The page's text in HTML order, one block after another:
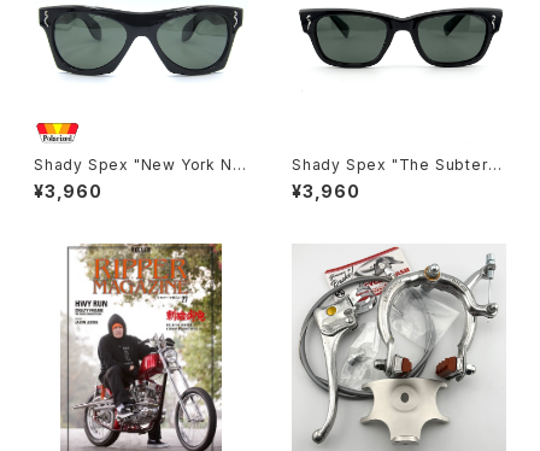
Shady Spex "New York Nig
ht Train-The classic" sung
lasses, Black/Polarized G1
¥3,960
Shady Spex "The Subterra
nean Homesick" sunglass
es, Shiny Black w/Polarize
¥3,960